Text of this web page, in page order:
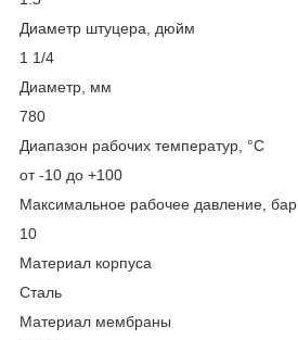
Диаметр штуцера, дюйм
1 1/4
Диаметр, мм
780
Диапазон рабочих температур, °С
от -10 до +100
Максимальное рабочее давление, бар
10
Материал корпуса
Сталь
Материал мембраны